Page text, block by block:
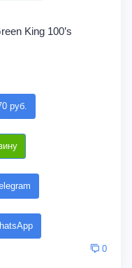
King 100’s
руб.
0